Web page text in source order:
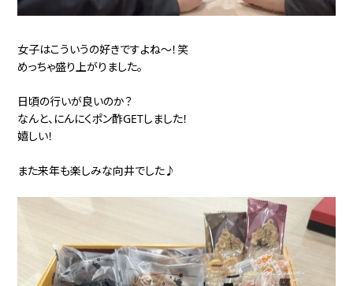
女子はこういうの好きですよね～！笑
めっちゃ盛り上がりました。
日頃の行いが良いのか？
なんと、にんにくポン酢GETしました！
嬉しい！
また来年も楽しみな向井でした♪